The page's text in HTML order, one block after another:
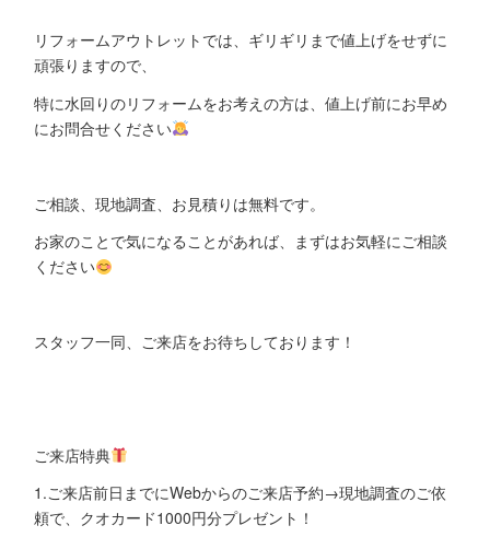
リフォームアウトレットでは、ギリギリまで値上げをせずに
頑張りますので、
特に水回りのリフォームをお考えの方は、値上げ前にお早め
にお問合せください
ご相談、現地調査、お見積りは無料です。
お家のことで気になることがあれば、まずはお気軽にご相談
ください
スタッフ一同、ご来店をお待ちしております！
ご来店特典
1.ご来店前日までにWebからのご来店予約→現地調査のご依
頼で、クオカード1000円分プレゼント！